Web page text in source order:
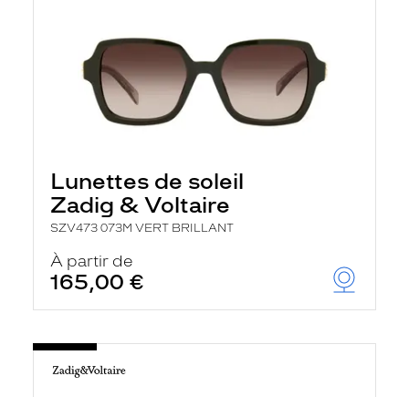
Lunettes de soleil
Zadig & Voltaire
SZV473 073M VERT BRILLANT
À partir de
165,00 €